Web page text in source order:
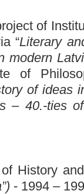
of
“Literary
modern
of
of ideas
– 40.-ties
History
- 1994 –